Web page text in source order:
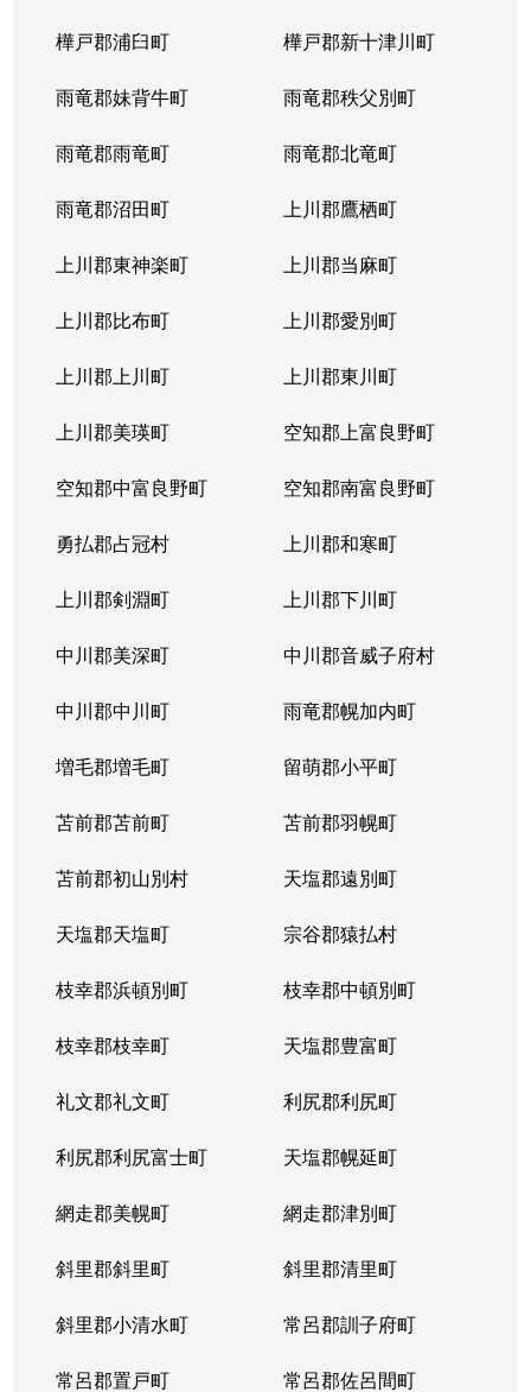
樺戸郡浦臼町 樺戸郡新十津川町
雨竜郡妹背牛町 雨竜郡秩父別町
雨竜郡雨竜町 雨竜郡北竜町
雨竜郡沼田町 上川郡鷹栖町
上川郡東神楽町 上川郡当麻町
上川郡比布町 上川郡愛別町
上川郡上川町 上川郡東川町
上川郡美瑛町 空知郡上富良野町
空知郡中富良野町 空知郡南富良野町
勇払郡占冠村 上川郡和寒町
上川郡剣淵町 上川郡下川町
中川郡美深町 中川郡音威子府村
中川郡中川町 雨竜郡幌加内町
増毛郡増毛町 留萌郡小平町
苫前郡苫前町 苫前郡羽幌町
苫前郡初山別村 天塩郡遠別町
天塩郡天塩町 宗谷郡猿払村
枝幸郡浜頓別町 枝幸郡中頓別町
枝幸郡枝幸町 天塩郡豊富町
礼文郡礼文町 利尻郡利尻町
利尻郡利尻富士町 天塩郡幌延町
網走郡美幌町 網走郡津別町
斜里郡斜里町 斜里郡清里町
斜里郡小清水町 常呂郡訓子府町
常呂郡置戸町 常呂郡佐呂間町